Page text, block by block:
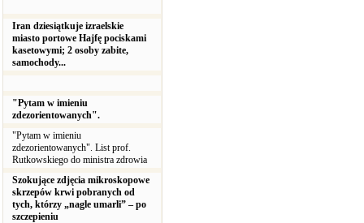
Iran dziesiątkuje izraelskie
miasto portowe Hajfę pociskami
kasetowymi; 2 osoby zabite,
samochody...
"Pytam w imieniu
zdezorientowanych".
"Pytam w imieniu
zdezorientowanych". List prof.
Rutkowskiego do ministra zdrowia
Szokujące zdjęcia mikroskopowe
skrzepów krwi pobranych od
tych, którzy „nagle umarli” – po
szczepieniu